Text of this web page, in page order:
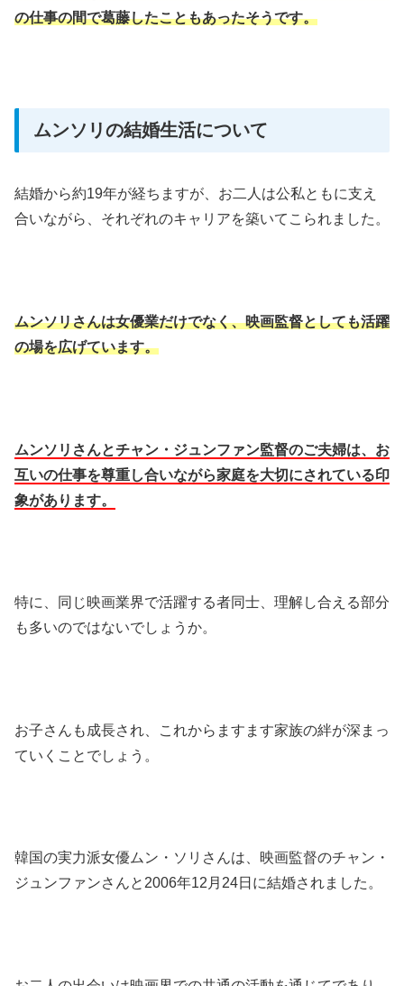
の仕事の間で葛藤したこともあったそうです。
ムンソリの結婚生活について
結婚から約19年が経ちますが、お二人は公私ともに支え
合いながら、それぞれのキャリアを築いてこられました。
ムンソリさんは女優業だけでなく、映画監督としても活躍
の場を広げています。
ムンソリさんとチャン・ジュンファン監督のご夫婦は、お
互いの仕事を尊重し合いながら家庭を大切にされている印
象があります。
特に、同じ映画業界で活躍する者同士、理解し合える部分
も多いのではないでしょうか。
お子さんも成長され、これからますます家族の絆が深まっ
ていくことでしょう。
韓国の実力派女優ムン・ソリさんは、映画監督のチャン・
ジュンファンさんと2006年12月24日に結婚されました。​